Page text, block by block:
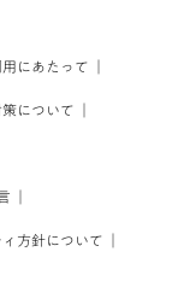
にあたって
について
方針について